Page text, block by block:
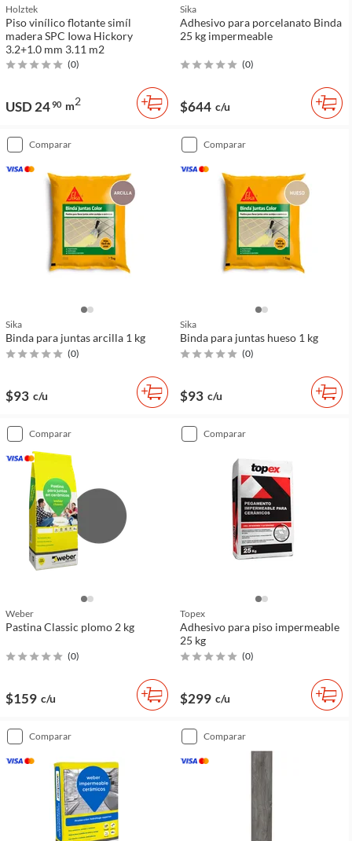
Holztek
Piso vinílico flotante simíl
madera SPC Iowa Hickory
3.2+1.0 mm 3.11 m2
(0)
USD 2490 m2
Sika
Adhesivo para porcelanato Binda
25 kg impermeable
(0)
$644 c/u
comparar
Sika
Binda para juntas arcilla 1 kg
(0)
$93 c/u
comparar
Sika
Binda para juntas hueso 1 kg
(0)
$93 c/u
comparar
Weber
Pastina Classic plomo 2 kg
(0)
$159 c/u
comparar
Topex
Adhesivo para piso impermeable
25 kg
(0)
$299 c/u
comparar comparar